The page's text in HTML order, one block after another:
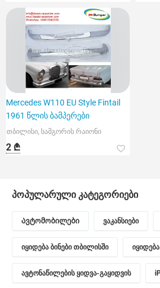
Mercedes W110 EU Style Fintail
1961 წლის ბამპერები
თბილისი, სამგორის რაიონი
2 ₾
პოპულარული კატეგორიები
Ავტომობილები ვაკანსიები
იყიდება ბინები თბილისში
ავტონაწილების ყიდვა-გაყიდვის